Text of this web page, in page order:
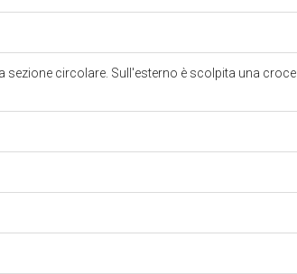
sezione circolare. Sull'esterno è scolpita una